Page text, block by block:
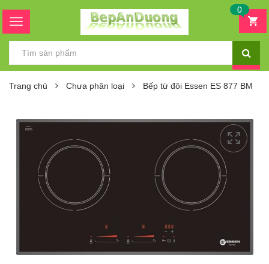
0
Trang chủ Chưa phân loại Bếp từ đôi Essen ES 877 BM